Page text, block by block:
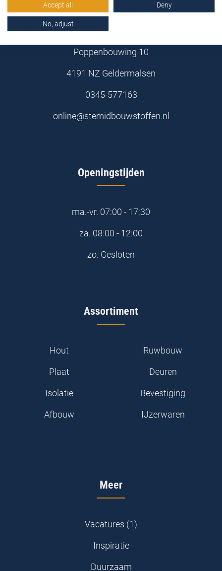
Stemid Bouwstoffen B.V.
Poppenbouwing 10
4191 NZ Geldermalsen
0345-577163
online@stemidbouwstoffen.nl
Openingstijden
ma.-vr. 07:00 - 17:30
za. 08:00 - 12:00
zo. Gesloten
Assortiment
Hout
Plaat
Isolatie
Afbouw
Ruwbouw
Deuren
Bevestiging
IJzerwaren
Meer
Vacatures (1)
Inspiratie
Duurzaam
Accept all Deny
No, adjust